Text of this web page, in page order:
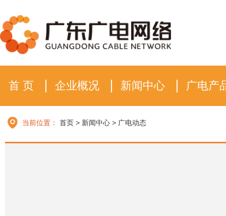
首 页 企业概况 新闻中心 广电产
当前位置： 首页 > 新闻中心 > 广电动态